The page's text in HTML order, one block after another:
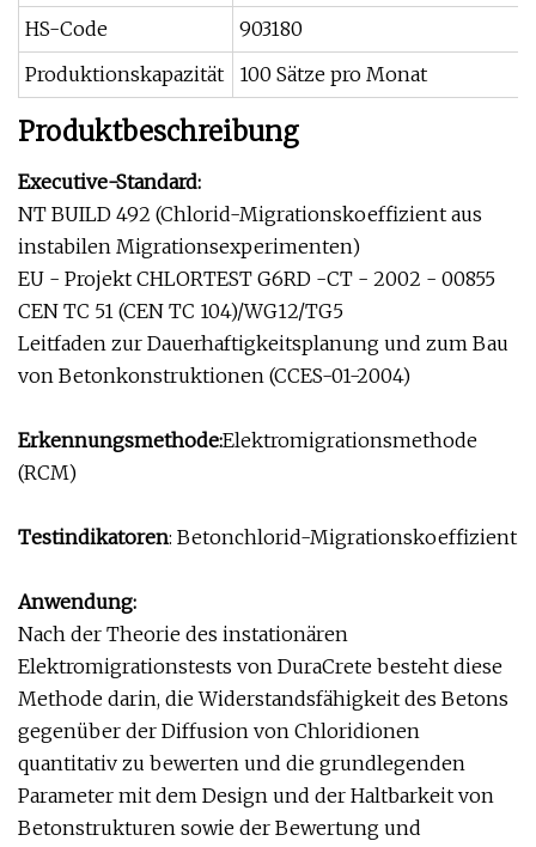
HS-Code
903180
Produktionskapazität
100 Sätze pro Monat
Produktbeschreibung
Executive-Standard:
NT BUILD 492 (Chlorid-Migrationskoeffizient aus
instabilen Migrationsexperimenten)
EU - Projekt CHLORTEST G6RD -CT - 2002 - 00855
CEN TC 51 (CEN TC 104)/WG12/TG5
Leitfaden zur Dauerhaftigkeitsplanung und zum Bau
von Betonkonstruktionen (CCES-01-2004)
Erkennungsmethode:Elektromigrationsmethode
(RCM)
Testindikatoren: Betonchlorid-Migrationskoeffizient
Anwendung:
Nach der Theorie des instationären
Elektromigrationstests von DuraCrete besteht diese
Methode darin, die Widerstandsfähigkeit des Betons
gegenüber der Diffusion von Chloridionen
quantitativ zu bewerten und die grundlegenden
Parameter mit dem Design und der Haltbarkeit von
Betonstrukturen sowie der Bewertung und